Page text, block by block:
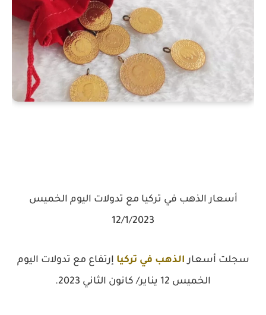
أسعار الذهب في تركيا مع تدولات اليوم الخميس
12/1/2023
سجلت أسعار الذهب في تركيا إرتفاع مع تدولات اليوم
الخميس 12 يناير/ كانون الثاني 2023.